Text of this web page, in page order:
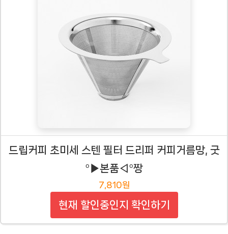
드립커피 초미세 스텐 필터 드리퍼 커피거름망, 굿
º▶본품◁º짱
7,810원
현재 할인중인지 확인하기